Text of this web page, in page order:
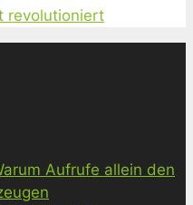
revolutioniert
Aufrufe allein den